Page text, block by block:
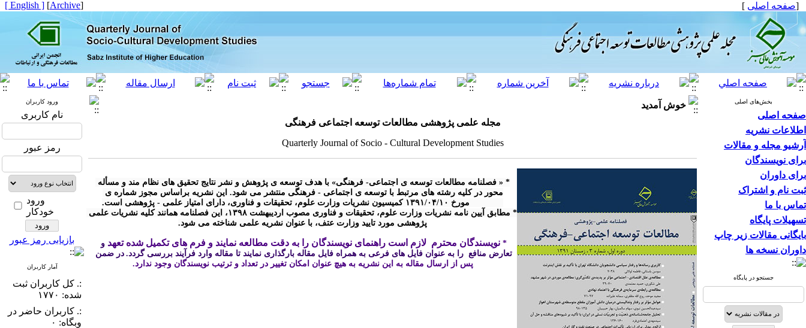
[صفحه اصلی ]
[
Archive
]
[ English ]
بخش‌های اصلی
صفحه اصلی
اطلاعات نشریه
آرشیو مجله و مقالات
برای نویسندگان
برای داوران
ثبت نام و اشتراک
تماس با ما
تسهیلات پایگاه
بایگانی مقالات زیر چاپ
داوران نسخه ها
جستجو در پایگاه
خوش آمدید
مجله علمی پژوهشی مطالعات توسعه اجتماعی فرهنگی
Quarterly Journal of Socio - Cultural Development Studies
پژوهشی مورد تایید وزارت عتف، با عنوان نشریه علمی شناخته می شود.
* نویسندگان محترم  لازم است راهنمای نویسندگان را به دقت مطالعه نمایند و فرم های تکمیل شده تعهد
تعارض منافع  را به عنوان فایل های فرعی به همراه فایل مقاله بارگذاری نمایند تا مقاله وارد فرآیند بررسی گردد. در ضمن
پس از ارسال مقاله به این نشریه به هیچ عنوان امکان تغییر در تعداد و ترتیب نویسندگان وجود ندارد.
ورود کاربران
نام کاربری
رمز عبور
ورود
خودکار
بازیابی رمز عبور
آمار کاربران
:. کل کاربران ثبت
شده: ۱۷۷۰
:. کاربران حاضر در
وبگاه: ۰